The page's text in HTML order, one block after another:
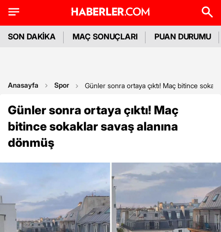
SON DAKİKA MAÇ SONUÇLARI PUAN DURUMU
Anasayfa Spor Günler sonra ortaya çıktı! Maç bitince
Günler sonra ortaya çıktı! Maç
bitince sokaklar savaş alanına
dönmüş